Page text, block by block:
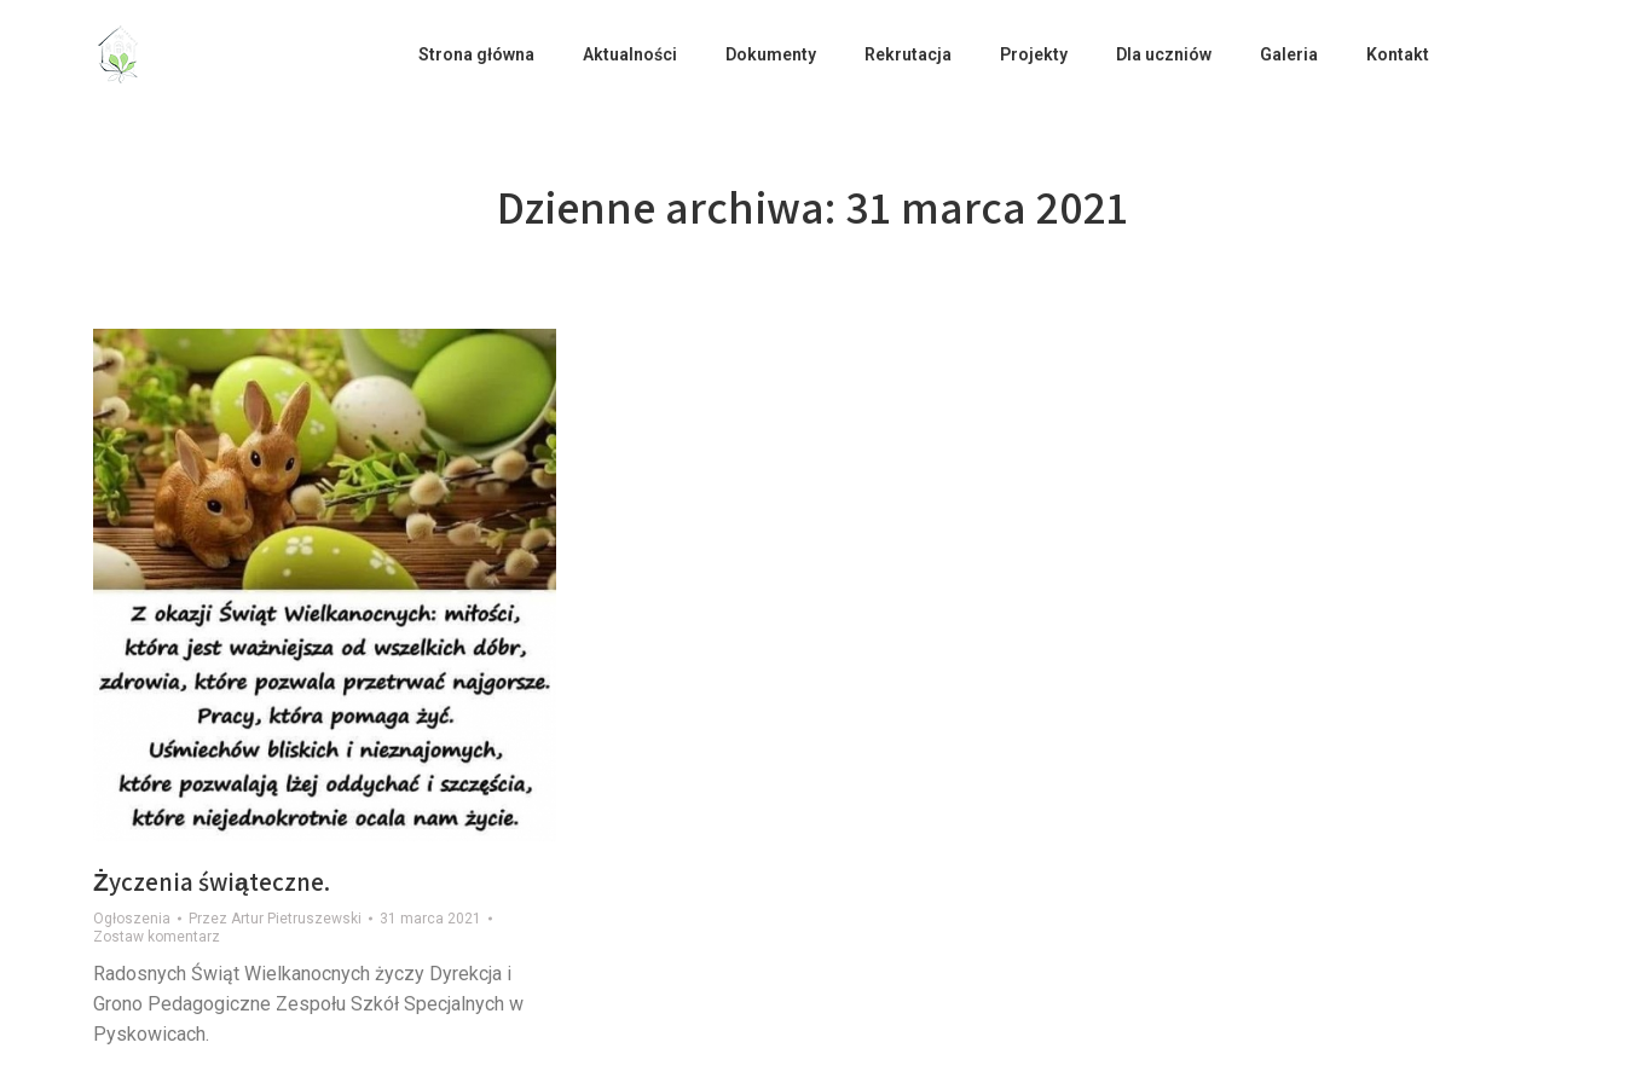
Strona główna Aktualności Dokumenty Rekrutacja Projekty Dla uczniów Galeria Kontakt
Dzienne archiwa: 31 marca 2021
Życzenia świąteczne.
Ogłoszenia Przez Artur Pietruszewski
31 marca 2021
Zostaw komentarz
Radosnych Świąt Wielkanocnych życzy Dyrekcja i
Grono Pedagogiczne Zespołu Szkół Specjalnych w
Pyskowicach.